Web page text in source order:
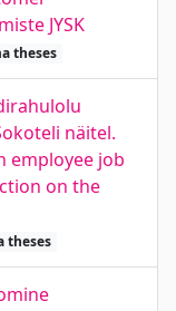
JYSK
theses
näitel.
employee job
on the
theses